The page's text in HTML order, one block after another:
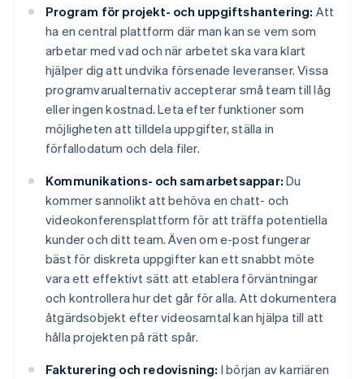
Program för projekt- och uppgiftshantering: Att
ha en central plattform där man kan se vem som
arbetar med vad och när arbetet ska vara klart
hjälper dig att undvika försenade leveranser. Vissa
programvarualternativ accepterar små team till låg
eller ingen kostnad. Leta efter funktioner som
möjligheten att tilldela uppgifter, ställa in
förfallodatum och dela filer.
Kommunikations- och samarbetsappar: Du
kommer sannolikt att behöva en chatt- och
videokonferensplattform för att träffa potentiella
kunder och ditt team. Även om e-post fungerar
bäst för diskreta uppgifter kan ett snabbt möte
vara ett effektivt sätt att etablera förväntningar
och kontrollera hur det går för alla. Att dokumentera
åtgärdsobjekt efter videosamtal kan hjälpa till att
hålla projekten på rätt spår.
Fakturering och redovisning: I början av karriären